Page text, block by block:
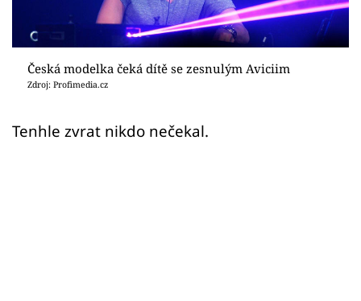
Sledujte prima+
Přihlášení
Sledujte nás
Česká modelka čeká dítě se zesnulým Aviciim
Zdroj: Profimedia.cz
Tenhle zvrat nikdo nečekal.